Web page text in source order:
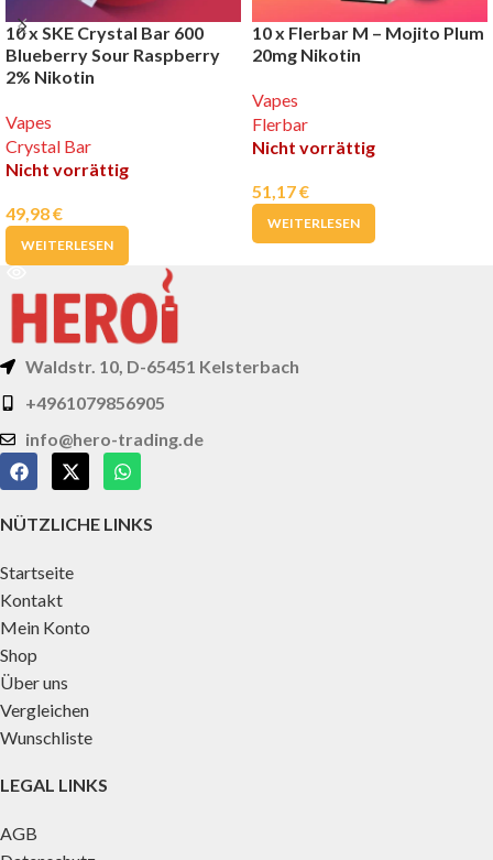
10 x SKE Crystal Bar 600
Blueberry Sour Raspberry
2% Nikotin
Vapes
Crystal Bar
Nicht vorrättig
49,98€
WEITERLESEN
10 x Flerbar M – Mojito Plum
20mg Nikotin
Vapes
Flerbar
Nicht vorrättig
51,17€
WEITERLESEN
Waldstr. 10, D-65451 Kelsterbach
+4961079856905
info@hero-trading.de
NÜTZLICHE LINKS
Startseite
Kontakt
Mein Konto
Shop
Über uns
Vergleichen
Wunschliste
LEGAL LINKS
AGB